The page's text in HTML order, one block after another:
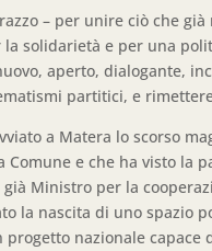
– per unire ciò che
solidarietà e per una
aperto, dialogante,
partitici, e
a Matera lo scorso
Comune e che ha visto la
Ministro per la
la nascita di uno spazio
nazionale capace